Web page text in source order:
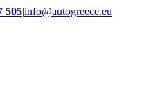
505|info@autogreece.eu